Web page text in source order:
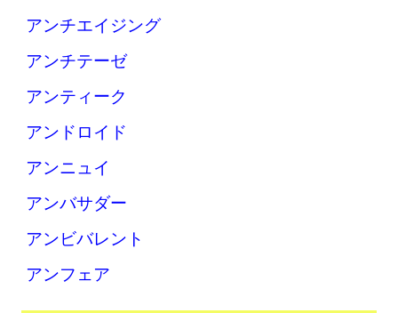
アンチエイジング
アンチテーゼ
アンティーク
アンドロイド
アンニュイ
アンバサダー
アンビバレント
アンフェア